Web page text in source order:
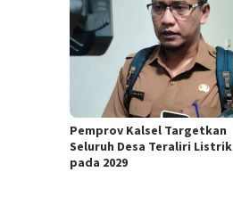
Pemprov Kalsel Targetkan
Seluruh Desa Teraliri Listrik
pada 2029